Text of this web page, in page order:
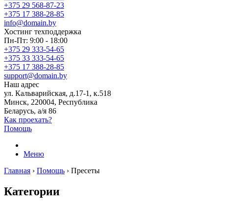
+375 29 568-87-23
+375 17 388-28-85
info@domain.by
Хостинг техподдержка
Пн-Пт: 9:00 - 18:00
+375 29 333-54-65
+375 33 333-54-65
+375 17 388-28-85
support@domain.by
Наш адрес
ул. Кальварийская, д.17-1, к.518
Минск, 220004, Республика
Беларусь, а/я 86
Как проехать?
Помощь
Меню
Главная › Помощь › Пресеты
Категории